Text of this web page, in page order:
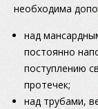
необходима
над
постоянно
поступлению
протечек;
над трубами,